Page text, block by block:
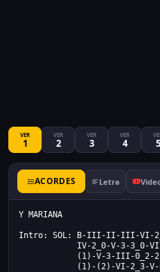
VER
1
VER
2
VER
3
VER
4 5
ACORDES Letra
Y MARIANA
Intro: SOL: B-III-II-III-VI-
IV-2_0-V-3-3_0-VI-
(1)-V-3-III-0_2-2-0-
(1)-(2)-VI-2_3-V-0_2-0-